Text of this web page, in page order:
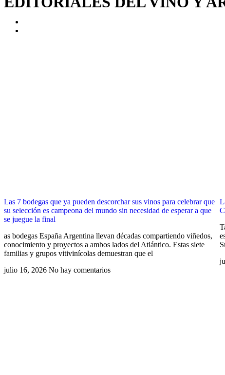
Las 7 bodegas que ya pueden descorchar sus vinos para celebrar que
su selección es campeona del mundo sin necesidad de esperar a que
se juegue la final
as bodegas España Argentina llevan décadas compartiendo viñedos,
conocimiento y proyectos a ambos lados del Atlántico. Estas siete
familias y grupos vitivinícolas demuestran que el
julio 16, 2026 No hay comentarios